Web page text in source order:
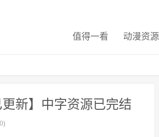
值得一看 动漫资源
更新】中字资源已完结